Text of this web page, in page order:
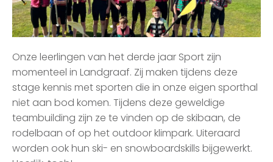
Onze leerlingen van het derde jaar Sport zijn
momenteel in Landgraaf. Zij maken tijdens deze
stage kennis met sporten die in onze eigen sporthal
niet aan bod komen. Tijdens deze geweldige
teambuilding zijn ze te vinden op de skibaan, de
rodelbaan of op het outdoor klimpark. Uiteraard
worden ook hun ski- en snowboardskills bijgewerkt.